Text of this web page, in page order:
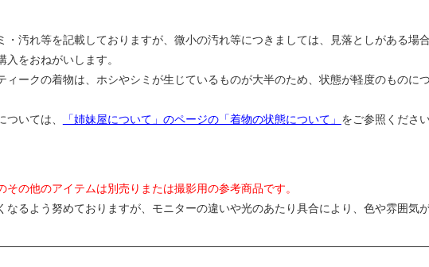
・汚れ等を記載しておりますが、微小の汚れ等につきましては、見落としがある場
をおねがいします。
ィークの着物は、ホシやシミが生じているものが大半のため、状態が軽度のものに
いては、
「姉妹屋について」のページの「着物の状態について」 をご参照ください
の他のアイテムは別売りまたは撮影用の参考商品です。
なるよう努めておりますが、モニターの違いや光のあたり具合により、色や雰囲気